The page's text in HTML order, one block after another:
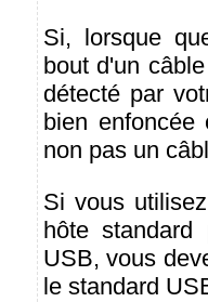
Si, lorsque
bout d'un
détecté par
bien
non pas un
Si vous
hôte
USB, vous
le standard